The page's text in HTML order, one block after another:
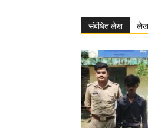
संबंधित लेख